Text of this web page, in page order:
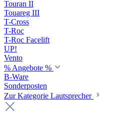
Touran II
Touareg III
T-Cross
T-Roc
T-Roc Facelift
UP!
Vento
% Angebote %
B-Ware
Sonderposten
Zur Kategorie Lautsprecher